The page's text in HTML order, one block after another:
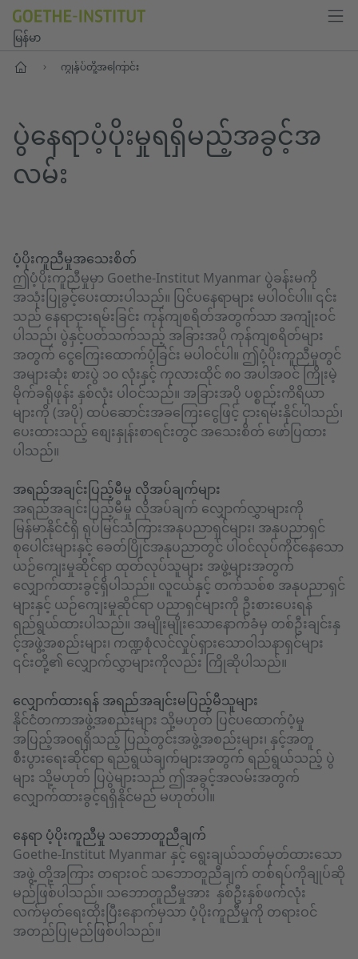
မြန်မာ
ပင်မစာမျက်နှာကျွန်ုပ်တို့အကြောင်း
ပွဲနေရာပံ့ပိုးမှုရရှိမည့်အခွင့်အ
လမ်း
ပံ့ပိုးကူညီမှုအသေးစိတ်
ဤပံ့ပိုးကူညီမှုမှာ Goethe-Institut Myanmar ပွဲခန်းမကို
အသုံးပြုခွင့်ပေးထားပါသည်။ ပြင်ပနေရာများ မပါဝင်ပါ။ ၎င်း
သည် နေရာငှားရမ်းခြင်း ကုန်ကျစရိတ်အတွက်သာ အကျုံးဝင်
ပါသည်၊ ပွဲနှင့်ပတ်သက်သည့် အခြားအပို ကုန်ကျစရိတ်များ
အတွက် ငွေကြေးထောက်ပံ့ခြင်း မပါဝင်ပါ။ ဤပံ့ပိုးကူညီမှုတွင်
အများဆုံး စားပွဲ ၁၀ လုံးနှင့် ကုလားထိုင် ၈၀ အပါအဝင် ကြိုးမဲ့
မိုက်ခရိုဖုန်း နှစ်လုံး ပါဝင်သည်။ အခြားအပို ပစ္စည်းကိရိယာ
များကို (အပို) ထပ်ဆောင်းအခကြေးငွေဖြင့် ငှားရမ်းနိုင်ပါသည်၊
ပေးထားသည့် စျေးနှုန်းစာရင်းတွင် အသေးစိတ် ဖော်ပြထား
ပါသည်။
အရည်အချင်းပြည့်မီမှု လိုအပ်ချက်များ
အရည်အချင်းပြည့်မီမှု လိုအပ်ချက် လျှောက်လွှာများကို
မြန်မာနိုင်ငံရှိ ရုပ်မြင်သံကြားအနုပညာရှင်များ၊ အနုပညာရှင်
စုပေါင်းများနှင့် ခေတ်ပြိုင်အနုပညာတွင် ပါဝင်လုပ်ကိုင်နေသော
ယဉ်ကျေးမှုဆိုင်ရာ ထုတ်လုပ်သူများ အဖွဲ့များအတွက်
လျှောက်ထားခွင့်ရှိပါသည်။ လူငယ်နှင့် တက်သစ်စ အနုပညာရှင်
များနှင့် ယဉ်ကျေးမှုဆိုင်ရာ ပညာရှင်များကို ဦးစားပေးရန်
ရည်ရွယ်ထားပါသည်။ အမျိုးမျိုးသောနောက်ခံမှ တစ်ဦးချင်းနှ
င့်အဖွဲ့အစည်းများ၊ ကဏ္ဍစုံလင်လှုပ်ရှားသောဝါသနာရှင်များ
၎င်းတို့၏ လျှောက်လွှာများကိုလည်း ကြိုဆိုပါသည်။
လျှောက်ထားရန် အရည်အချင်းမပြည့်မီသူများ
နိုင်ငံတကာအဖွဲ့အစည်းများ သို့မဟုတ် ပြင်ပထောက်ပံ့မှု
အပြည့်အ၀ရရှိသည့် ပြည်တွင်းအဖွဲ့အစည်းများ၊ နှင့်အတူ
စီးပွားရေးဆိုင်ရာ ရည်ရွယ်ချက်များအတွက် ရည်ရွယ်သည့် ပွဲ
များ သို့မဟုတ် ပြပွဲများသည် ဤအခွင့်အလမ်းအတွက်
လျှောက်ထားခွင့်ရရှိနိုင်မည် မဟုတ်ပါ။
နေရာ ပံ့ပိုးကူညီမှု သဘောတူညီချက်
Goethe-Institut Myanmar နှင့် ရွေးချယ်သတ်မှတ်ထားသော
အဖွဲ့ တို့အကြား တရားဝင် သဘောတူညီချက် တစ်ရပ်ကိုချုပ်ဆို
မည်ဖြစ်ပါသည်။ သဘောတူညီမှုအား နှစ်ဦးနှစ်ဖက်လုံး
လက်မှတ်ရေးထိုးပြီးနောက်မှသာ ပံ့ပိုးကူညီမှုကို တရားဝင်
အတည်ပြုမည်ဖြစ်ပါသည်။